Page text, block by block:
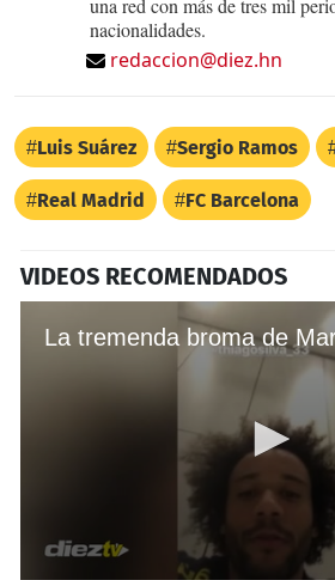
una red con más de tres mil
nacionalidades.
redaccion@diez.hn
Luis Suárez Sergio Ramos
Real Madrid FC Barcelona
VIDEOS RECOMENDADOS